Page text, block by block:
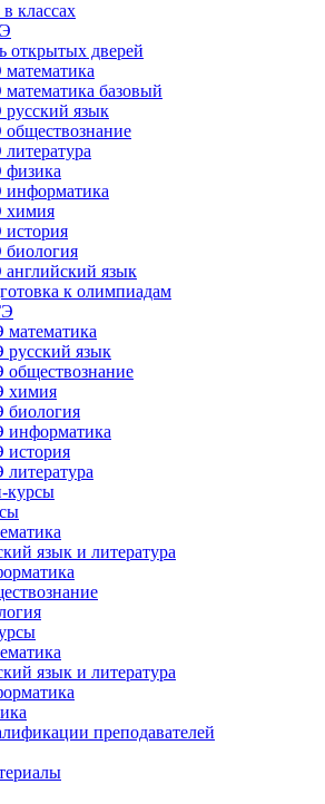
классах
открытых дверей
базовый
язык
химия
язык
к олимпиадам
язык
химия
курсы
язык и литература
язык и литература
преподавателей